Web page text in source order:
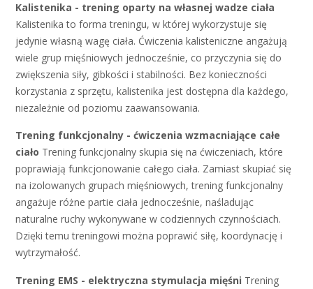
Kalistenika - trening oparty na własnej wadze ciała
Kalistenika to forma treningu, w której wykorzystuje się
jedynie własną wagę ciała. Ćwiczenia kalisteniczne angażują
wiele grup mięśniowych jednocześnie, co przyczynia się do
zwiększenia siły, gibkości i stabilności. Bez konieczności
korzystania z sprzętu, kalistenika jest dostępna dla każdego,
niezależnie od poziomu zaawansowania.
Trening funkcjonalny - ćwiczenia wzmacniające całe
ciało Trening funkcjonalny skupia się na ćwiczeniach, które
poprawiają funkcjonowanie całego ciała. Zamiast skupiać się
na izolowanych grupach mięśniowych, trening funkcjonalny
angażuje różne partie ciała jednocześnie, naśladując
naturalne ruchy wykonywane w codziennych czynnościach.
Dzięki temu treningowi można poprawić siłę, koordynację i
wytrzymałość.
Trening EMS - elektryczna stymulacja mięśni Trening